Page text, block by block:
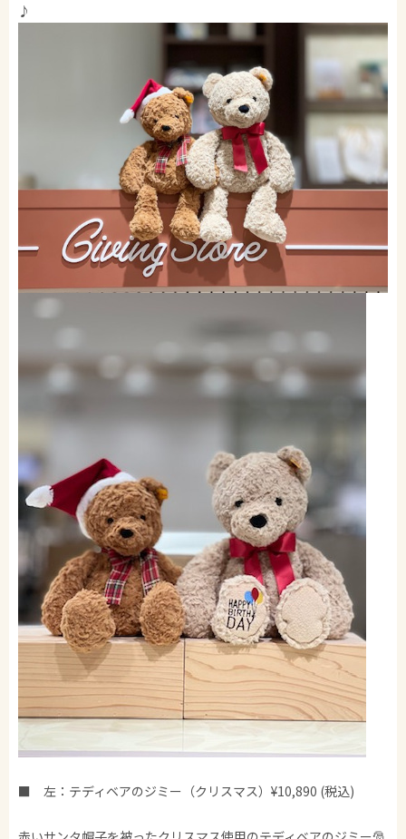
♪
■ 左：テディベアのジミー（クリスマス）¥10,890 (税込)